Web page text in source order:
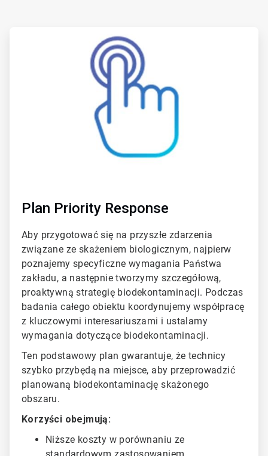
Plan Priority Response
Aby przygotować się na przyszłe zdarzenia
związane ze skażeniem biologicznym, najpierw
poznajemy specyficzne wymagania Państwa
zakładu, a następnie tworzymy szczegółową,
proaktywną strategię biodekontaminacji. Podczas
badania całego obiektu koordynujemy współpracę
z kluczowymi interesariuszami i ustalamy
wymagania dotyczące biodekontaminacji.
Ten podstawowy plan gwarantuje, że technicy
szybko przybędą na miejsce, aby przeprowadzić
planowaną biodekontaminację skażonego
obszaru.
Korzyści obejmują:
Niższe koszty w porównaniu ze